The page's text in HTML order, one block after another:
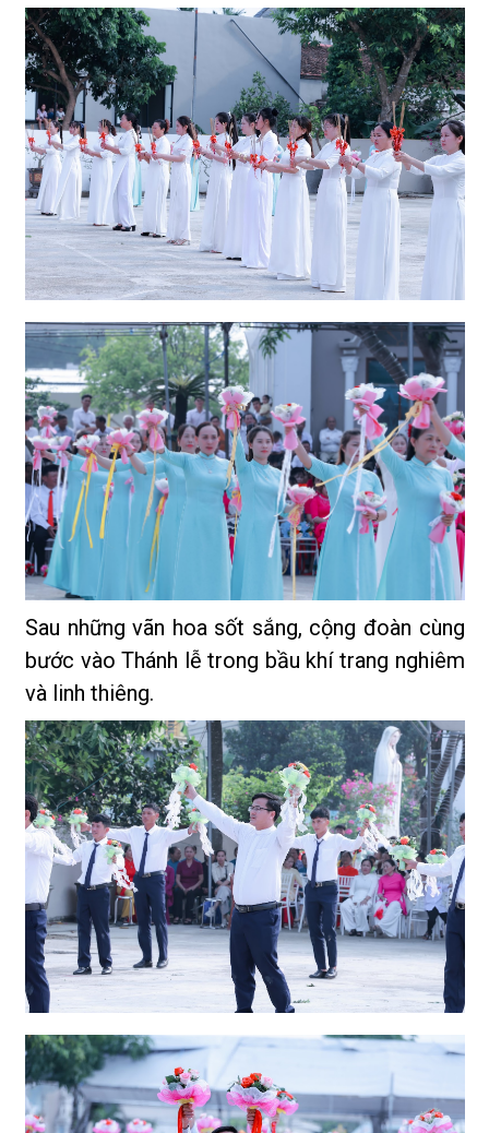
Sau những vãn hoa sốt sắng, cộng đoàn cùng
bước vào Thánh lễ trong bầu khí trang nghiêm
và linh thiêng.